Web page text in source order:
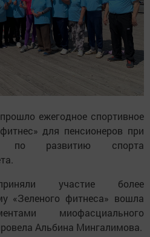
ежегодное спортивное
для пенсионеров при
по развитию спорта
участие более
«Зеленого фитнеса» вошла
миофасциального
Альбина Мингалимова.